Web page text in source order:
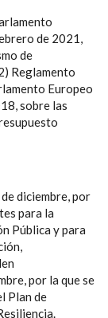
de 2021,
de
Reglamento
Europeo
sobre las
diciembre, por
para la
Pública y para
por la que se
Plan de